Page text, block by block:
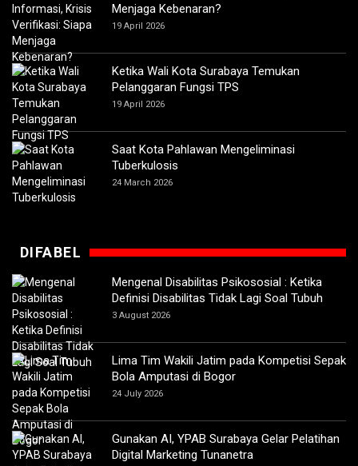
Menjaga Kebenaran?
19 April 2026
Ketika Wali Kota Surabaya Temukan
Pelanggaran Fungsi TPS
19 April 2026
Saat Kota Pahlawan Mengeliminasi
Tuberkulosis
24 March 2026
DIFABEL
Mengenal Disabilitas Psikososial : Ketika
Definisi Disabilitas Tidak Lagi Soal Tubuh
3 August 2026
Lima Tim Wakili Jatim pada Kompetisi Sepak
Bola Amputasi di Bogor
24 July 2026
Gunakan AI, YPAB Surabaya Gelar Pelatihan
Digital Marketing Tunanetra